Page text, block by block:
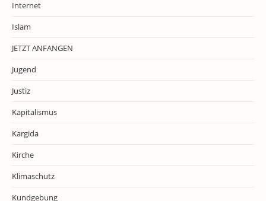
Internet
Islam
JETZT ANFANGEN
Jugend
Justiz
Kapitalismus
Kargida
Kirche
Klimaschutz
Kundgebung